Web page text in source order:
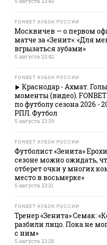
FONBET КУБОК РОССИИ
Москвичев — о первом
матче за «Зенит»: «Для
вгрызаться зубами»
5 августа 23:42
FONBET КУБОК РОССИИ
Краснодар - Ахмат.
моменты (видео).
по футболу сезона 2026 -
РПЛ. Футбол
5 августа 23:39
FONBET КУБОК РОССИИ
Футболист «Зенита»
сезоне можно ожидать,
отберет очки у многих
место в восьмерке»
5 августа 23:31
FONBET КУБОК РОССИИ
Тренер «Зенита» Семак:
разбили лицо. Пока не
с ним»
5 августа 23:28